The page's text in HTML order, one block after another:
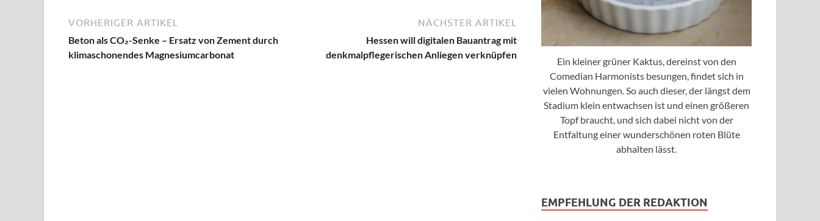
VORHERIGER ARTIKEL
Beton als CO₂-Senke – Ersatz von Zement durch
klimaschonendes Magnesiumcarbonat
NÄCHSTER ARTIKEL
Hessen will digitalen Bauantrag mit
denkmalpflegerischen Anliegen verknüpfen
Ein kleiner grüner Kaktus, dereinst von den
Comedian Harmonists besungen, findet sich in
vielen Wohnungen. So auch dieser, der längst dem
Stadium klein entwachsen ist und einen größeren
Topf braucht, und sich dabei nicht von der
Entfaltung einer wunderschönen roten Blüte
abhalten lässt.
EMPFEHLUNG DER REDAKTION